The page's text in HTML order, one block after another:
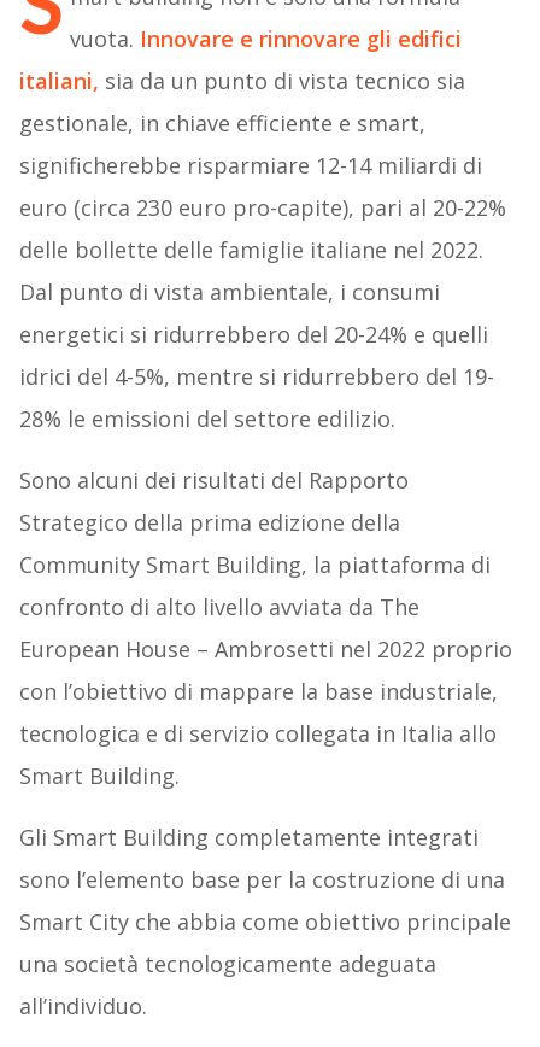
vuota. Innovare e rinnovare gli edifici
italiani, sia da un punto di vista tecnico sia
gestionale, in chiave efficiente e smart,
significherebbe risparmiare 12-14 miliardi di
euro (circa 230 euro pro-capite), pari al 20-22%
delle bollette delle famiglie italiane nel 2022.
Dal punto di vista ambientale, i consumi
energetici si ridurrebbero del 20-24% e quelli
idrici del 4-5%, mentre si ridurrebbero del 19-
28% le emissioni del settore edilizio.
Sono alcuni dei risultati del Rapporto
Strategico della prima edizione della
Community Smart Building, la piattaforma di
confronto di alto livello avviata da The
European House – Ambrosetti nel 2022 proprio
con l’obiettivo di mappare la base industriale,
tecnologica e di servizio collegata in Italia allo
Smart Building.
Gli Smart Building completamente integrati
sono l’elemento base per la costruzione di una
Smart City che abbia come obiettivo principale
una società tecnologicamente adeguata
all’individuo.